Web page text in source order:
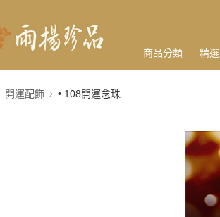
商品分類 精
▎開運配飾 • 108開運念珠